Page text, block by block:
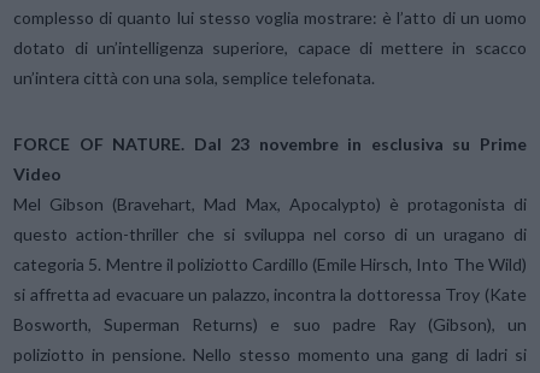
complesso di quanto lui stesso voglia mostrare: è l’atto di un uomo
dotato di un’intelligenza superiore, capace di mettere in scacco
un’intera città con una sola, semplice telefonata.
FORCE OF NATURE. Dal 23 novembre in esclusiva su Prime
Video
Mel Gibson (Bravehart, Mad Max, Apocalypto) è protagonista di
questo action-thriller che si sviluppa nel corso di un uragano di
categoria 5. Mentre il poliziotto Cardillo (Emile Hirsch, Into The Wild)
si affretta ad evacuare un palazzo, incontra la dottoressa Troy (Kate
Bosworth, Superman Returns) e suo padre Ray (Gibson), un
poliziotto in pensione. Nello stesso momento una gang di ladri si